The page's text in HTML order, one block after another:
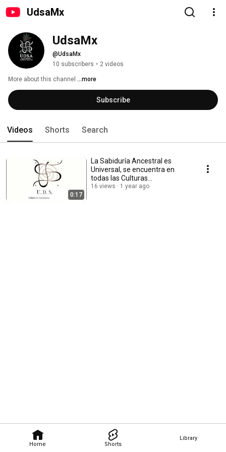
UdsaMx
Home Shorts
Library
@UdsaMx
10 subscribers • 2 videos
More about this channel ...more
Subscribe
Videos Shorts Search
0:17
La Sabiduría Ancestral es
Universal, se encuentra en
todas las Culturas
Ancestrales.UDSA(Sede
16 views 1 year ago